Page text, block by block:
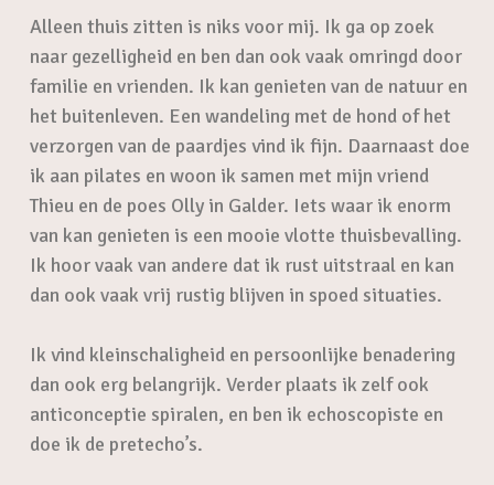
Alleen thuis zitten is niks voor mij. Ik ga op zoek
naar gezelligheid en ben dan ook vaak omringd door
familie en vrienden. Ik kan genieten van de natuur en
het buitenleven. Een wandeling met de hond of het
verzorgen van de paardjes vind ik fijn. Daarnaast doe
ik aan pilates en woon ik samen met mijn vriend
Thieu en de poes Olly in Galder. Iets waar ik enorm
van kan genieten is een mooie vlotte thuisbevalling.
Ik hoor vaak van andere dat ik rust uitstraal en kan
dan ook vaak vrij rustig blijven in spoed situaties.
Ik vind kleinschaligheid en persoonlijke benadering
dan ook erg belangrijk. Verder plaats ik zelf ook
anticonceptie spiralen, en ben ik echoscopiste en
doe ik de pretecho’s.